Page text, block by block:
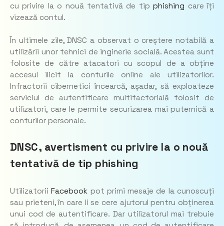
cu privire la o nouă tentativă de tipphishing care îți
vizează contul.
În ultimele zile, DNSC a observat o creștere notabilă a
utilizării unor tehnici de inginerie socială. Acestea sunt
folosite de către atacatori cu scopul de a obține
accesul ilicit la conturile online ale utilizatorilor.
Infractorii cibernetici încearcă, așadar, să exploateze
serviciul de autentificare multifactorială folosit de
utilizatori, care le permite securizarea mai puternică a
conturilor personale.
DNSC, avertisment cu privire la o nouă
tentativă de tip phishing
UtilizatoriiFacebook pot primi mesaje de la cunoscuți
sau prieteni, în care li se cere ajutorul pentru obținerea
unui cod de autentificare. Dar utilizatorul mai trebuie